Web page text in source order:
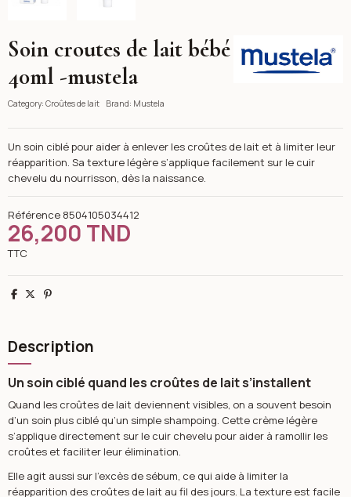
Soin croutes de lait bébé
40ml -mustela
Category: Croûtes de lait Brand: Mustela
Un soin ciblé pour aider à enlever les croûtes de lait et à limiter leur
réapparition. Sa texture légère s’applique facilement sur le cuir
chevelu du nourrisson, dès la naissance.
Référence 8504105034412
26,200 TND
TTC
Partager
TweetPinterest
Description
Un soin ciblé quand les croûtes de lait s’installent
Quand les croûtes de lait deviennent visibles, on a souvent besoin
d’un soin plus ciblé qu’un simple shampoing. Cette crème légère
s’applique directement sur le cuir chevelu pour aider à ramollir les
croûtes et faciliter leur élimination.
Elle agit aussi sur l’excès de sébum, ce qui aide à limiter la
réapparition des croûtes de lait au fil des jours. La texture est facile